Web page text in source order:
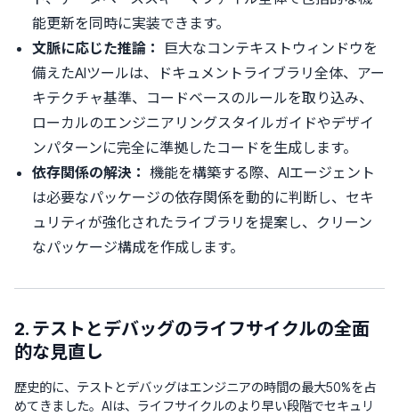
能更新を同時に実装できます。
文脈に応じた推論：
巨大なコンテキストウィンドウを
備えたAIツールは、ドキュメントライブラリ全体、アー
キテクチャ基準、コードベースのルールを取り込み、
ローカルのエンジニアリングスタイルガイドやデザイ
ンパターンに完全に準拠したコードを生成します。
依存関係の解決： 機能を構築する際、AIエージェント
は必要なパッケージの依存関係を動的に判断し、セキ
ュリティが強化されたライブラリを提案し、クリーン
なパッケージ構成を作成します。
2. テストとデバッグのライフサイクルの全面
的な見直し
歴史的に、テストとデバッグはエンジニアの時間の最大50%を占
めてきました。AIは、ライフサイクルのより早い段階でセキュリ